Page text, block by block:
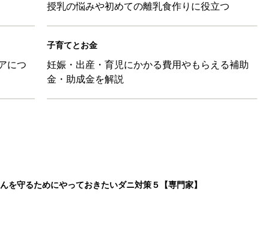
授乳の悩みや初めての離乳食作りに役立つ
につ
子育てとお金
妊娠・出産・育児にかかる費用やもらえる補助
金・助成金を解説
を守るためにやっておきたいダニ対策５【専門家】